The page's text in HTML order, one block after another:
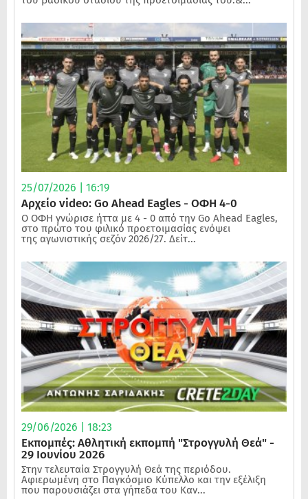
25/07/2026 | 16:19
Αρχείο video: Go Ahead Eagles - ΟΦΗ 4-0
Ο ΟΦΗ γνώρισε ήττα με 4 - 0 από την Go Ahead Eagles,
στο πρώτο του φιλικό προετοιμασίας ενόψει
της αγωνιστικής σεζόν 2026/27. Δείτ...
29/06/2026 | 18:23
Εκπομπές: Αθλητική εκπομπή "Στρογγυλή Θεά" -
29 Ιουνίου 2026
Στην τελευταία Στρογγυλή Θεά της περιόδου.
Αφιερωμένη στο Παγκόσμιο Κύπελλο και την εξέλιξη
που παρουσιάζει στα γήπεδα του Καν...